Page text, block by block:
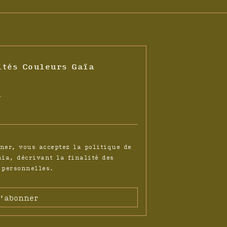
Couleurs Gaïa
vous acceptez la politique de
décrivant la finalité des